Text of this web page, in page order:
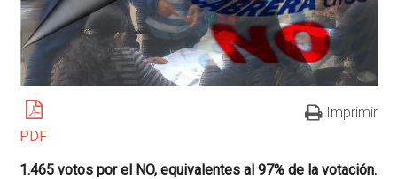
PDF
Imprimir
1.465 votos por el NO, equivalentes al 97% de la votación.